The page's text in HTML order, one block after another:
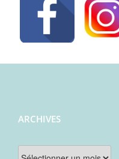
ARCHIVES
Archives